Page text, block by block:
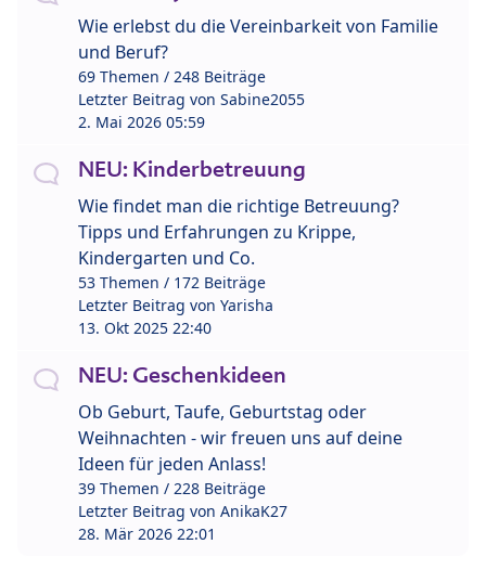
Wie erlebst du die Vereinbarkeit von Familie
und Beruf?
69 Themen / 248 Beiträge
Letzter Beitrag von Sabine2055
2. Mai 2026 05:59
NEU: Kinderbetreuung
Wie findet man die richtige Betreuung?
Tipps und Erfahrungen zu Krippe,
Kindergarten und Co.
53 Themen / 172 Beiträge
Letzter Beitrag von Yarisha
13. Okt 2025 22:40
NEU: Geschenkideen
Ob Geburt, Taufe, Geburtstag oder
Weihnachten - wir freuen uns auf deine
Ideen für jeden Anlass!
39 Themen / 228 Beiträge
Letzter Beitrag von AnikaK27
28. Mär 2026 22:01